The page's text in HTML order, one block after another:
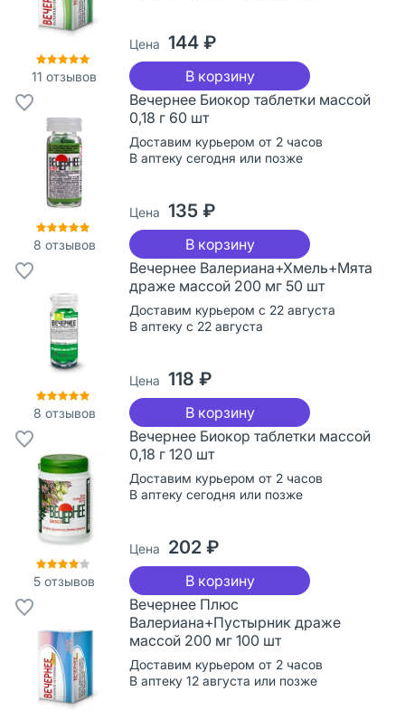
11 отзывов
Цена 144 ₽
В корзину
8 отзывов
Вечернее Биокор таблетки массой
0,18 г 60 шт
Доставим курьером от 2 часов
В аптеку сегодня или позже
Цена 135 ₽
В корзину
8 отзывов
Вечернее Валериана+Хмель+Мята
драже массой 200 мг 50 шт
Доставим курьером с 22 августа
В аптеку с 22 августа
Цена 118 ₽
В корзину
5 отзывов
Вечернее Биокор таблетки массой
0,18 г 120 шт
Доставим курьером от 2 часов
В аптеку сегодня или позже
Цена 202 ₽
В корзину
Вечернее Плюс
Валериана+Пустырник драже
массой 200 мг 100 шт
Доставим курьером от 2 часов
В аптеку 12 августа или позже